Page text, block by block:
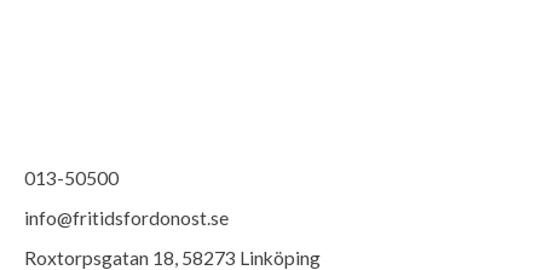
013-50500
info@fritidsfordonost.se
Roxtorpsgatan 18, 58273 Linköping